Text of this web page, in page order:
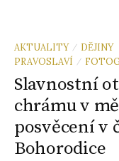
AKTUALITY / DĚJINY
PRAVOSLAVÍ
/
Slavnostní
chrámu v
posvěcení v
Bohorodice